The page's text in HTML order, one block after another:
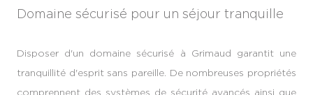
Domaine sécurisé pour un séjour tranquille
Disposer d'un domaine sécurisé à Grimaud garantit une
tranquillité d'esprit sans pareille. De nombreuses propriétés
comprennent des systèmes de sécurité avancés ainsi que